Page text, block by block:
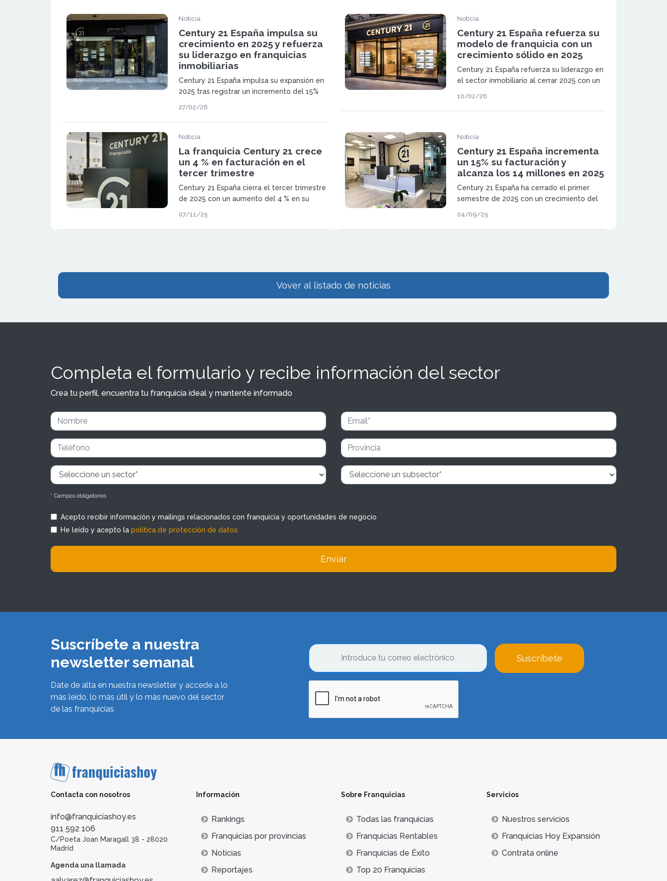
Noticia
Century 21 España impulsa su
crecimiento en 2025 y refuerza
su liderazgo en franquicias
inmobiliarias
Century 21 España impulsa su expansión en
2025 tras registrar un incremento del 15%
refuerza su posicionamiento como
referente en franquicias inmobiliarias.
27/02/26
Noticia
Century 21 España refuerza su
modelo de franquicia con un
crecimiento sólido en 2025
Century 21 España refuerza su liderazgo en
el sector inmobiliario al cerrar 2025 con un
su modelo de franquicia en un mercado
10/02/26
Noticia
La franquicia Century 21 crece
un 4 % en facturación en el
tercer trimestre
Century 21 España cierra el tercer trimestre
de 2025 con un aumento del 4 % en su
crecimiento a una estrategia basada en la
07/11/25
Noticia
Century 21 España incrementa
un 15% su facturación y
alcanza los 14 millones en 2025
Century 21 España ha cerrado el primer
semestre de 2025 con un crecimiento del
operaciones por valor de 600 millones.
04/09/25
Vover al listado de noticias
Completa el formulario y recibe información del sector
Crea tu perfil, encuentra tu franquicia ideal y mantente informado
* Campos obligatorios
Acepto recibir información y mailings relacionados con franquicia y oportunidades de negocio
He leído y acepto la política de protección de datos
Enviar
Suscríbete a nuestra
newsletter semanal
Date de alta en nuestra newsletter y accede a lo
más leído, lo más útil y lo más nuevo del sector
de las franquicias
Suscríbete
Contacta con nosotros
info@franquiciashoy.es
911 592 106
C/Poeta Joan Maragall 38 - 28020
Madrid
Agenda una llamada
Información
Rankings
Franquicias por provincias
Noticias
Reportajes
Sobre Franquicias
Todas las franquicias
Franquicias Rentables
Franquicias de Éxito
Top 20 Franquicias
Servicios
Nuestros servicios
Franquicias Hoy Expansión
Contrata online